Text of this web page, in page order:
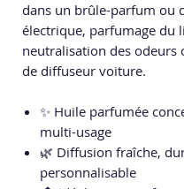
dans un brûle-parfum ou
électrique, parfumage du
neutralisation des odeurs
de diffuseur voiture.
✨ Huile parfumée
multi-usage
🌿 Diffusion fraîche,
personnalisable